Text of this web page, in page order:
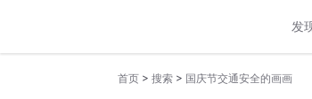
发
首页 > 搜索 > 国庆节交通安全的画画